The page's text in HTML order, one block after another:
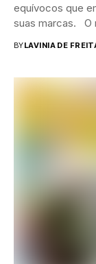
equívocos que
suas marcas. O
BYLAVINIA DE